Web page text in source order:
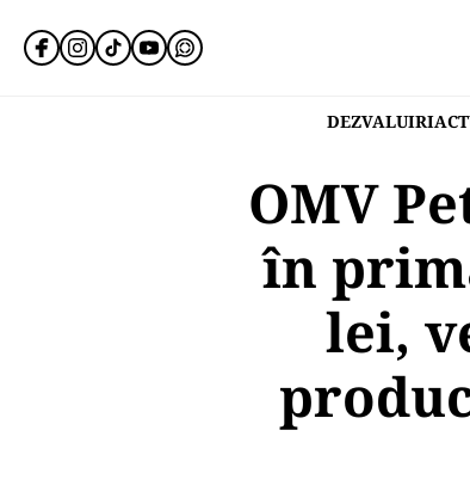
DEZVALUIRI
OMV
în
lei,